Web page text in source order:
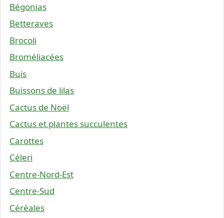
Bégonias
Betteraves
Brocoli
Broméliacées
Buis
Buissons de lilas
Cactus de Noël
Cactus et plantes succulentes
Carottes
Céleri
Centre-Nord-Est
Centre-Sud
Céréales